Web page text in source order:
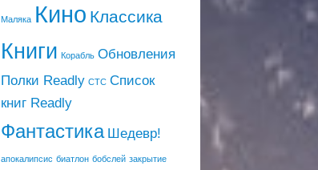
Маляка Кино Классика
Книги Корабль Обновления
Полки Readly СТС Список
книг Readly
Фантастика Шедевр!
апокалипсис биатлон бобслей закрытие